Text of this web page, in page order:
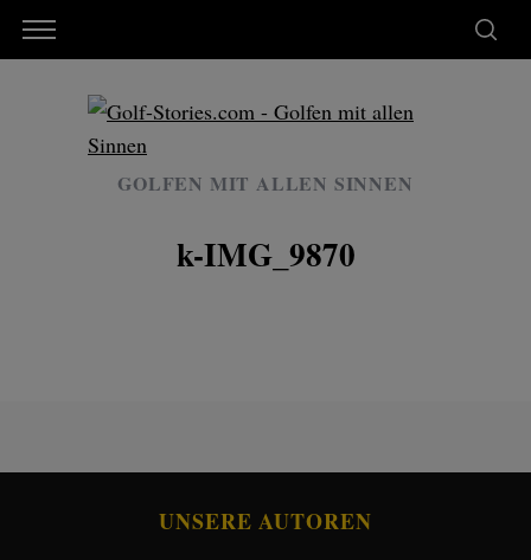
GOLFEN MIT ALLEN SINNEN
k-IMG_9870
UNSERE AUTOREN